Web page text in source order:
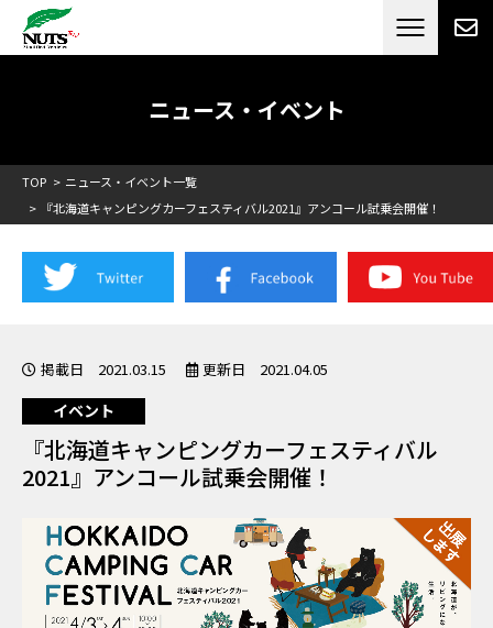
日本最大級のキャンピングカーメーカー
RV[テレビCM放送]
ニュース・イベント
TOP
ニュース・イベント一覧
『北海道キャンピングカーフェスティバル2021』アンコール試乗会開催！
掲載日 2021.03.15 更新日 2021.04.05
イベント
『北海道キャンピングカーフェスティバル
2021』アンコール試乗会開催！